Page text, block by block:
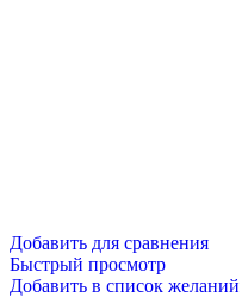
Добавить для сравнения
Быстрый просмотр
Добавить в список желаний